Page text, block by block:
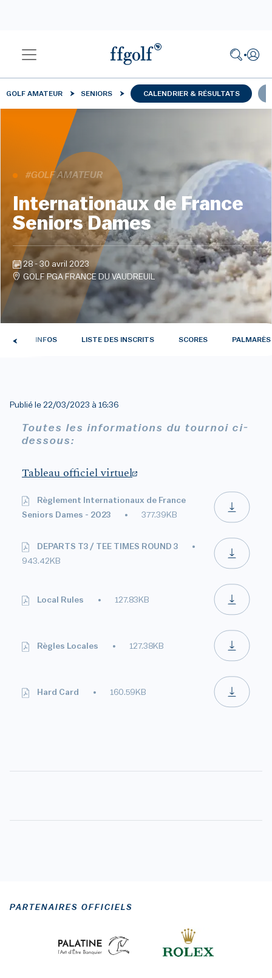
GOLF AMATEUR SENIORS CALENDRIER & RÉSULTATS
#GOLF AMATEUR
Internationaux de France
Seniors Dames
28 - 30 avril 2023
GOLF PGA FRANCE DU VAUDREUIL
INFOS LISTE DES INSCRITS SCORES PALMARÈS
Publié le 22/03/2023 à 16:36
Toutes les informations du tournoi ci-
dessous:
Tableau officiel virtuel
Règlement Internationaux de France
Seniors Dames - 2023
377.39KB
DEPARTS T3 / TEE TIMES ROUND 3
943.42KB
Local Rules 127.83KB
Règles Locales 127.38KB
Hard Card 160.59KB
PARTENAIRES OFFICIELS